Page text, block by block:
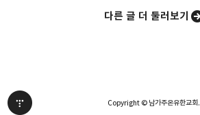
다른 글 더 둘러보기
Copyright © 남가주온유한교회.